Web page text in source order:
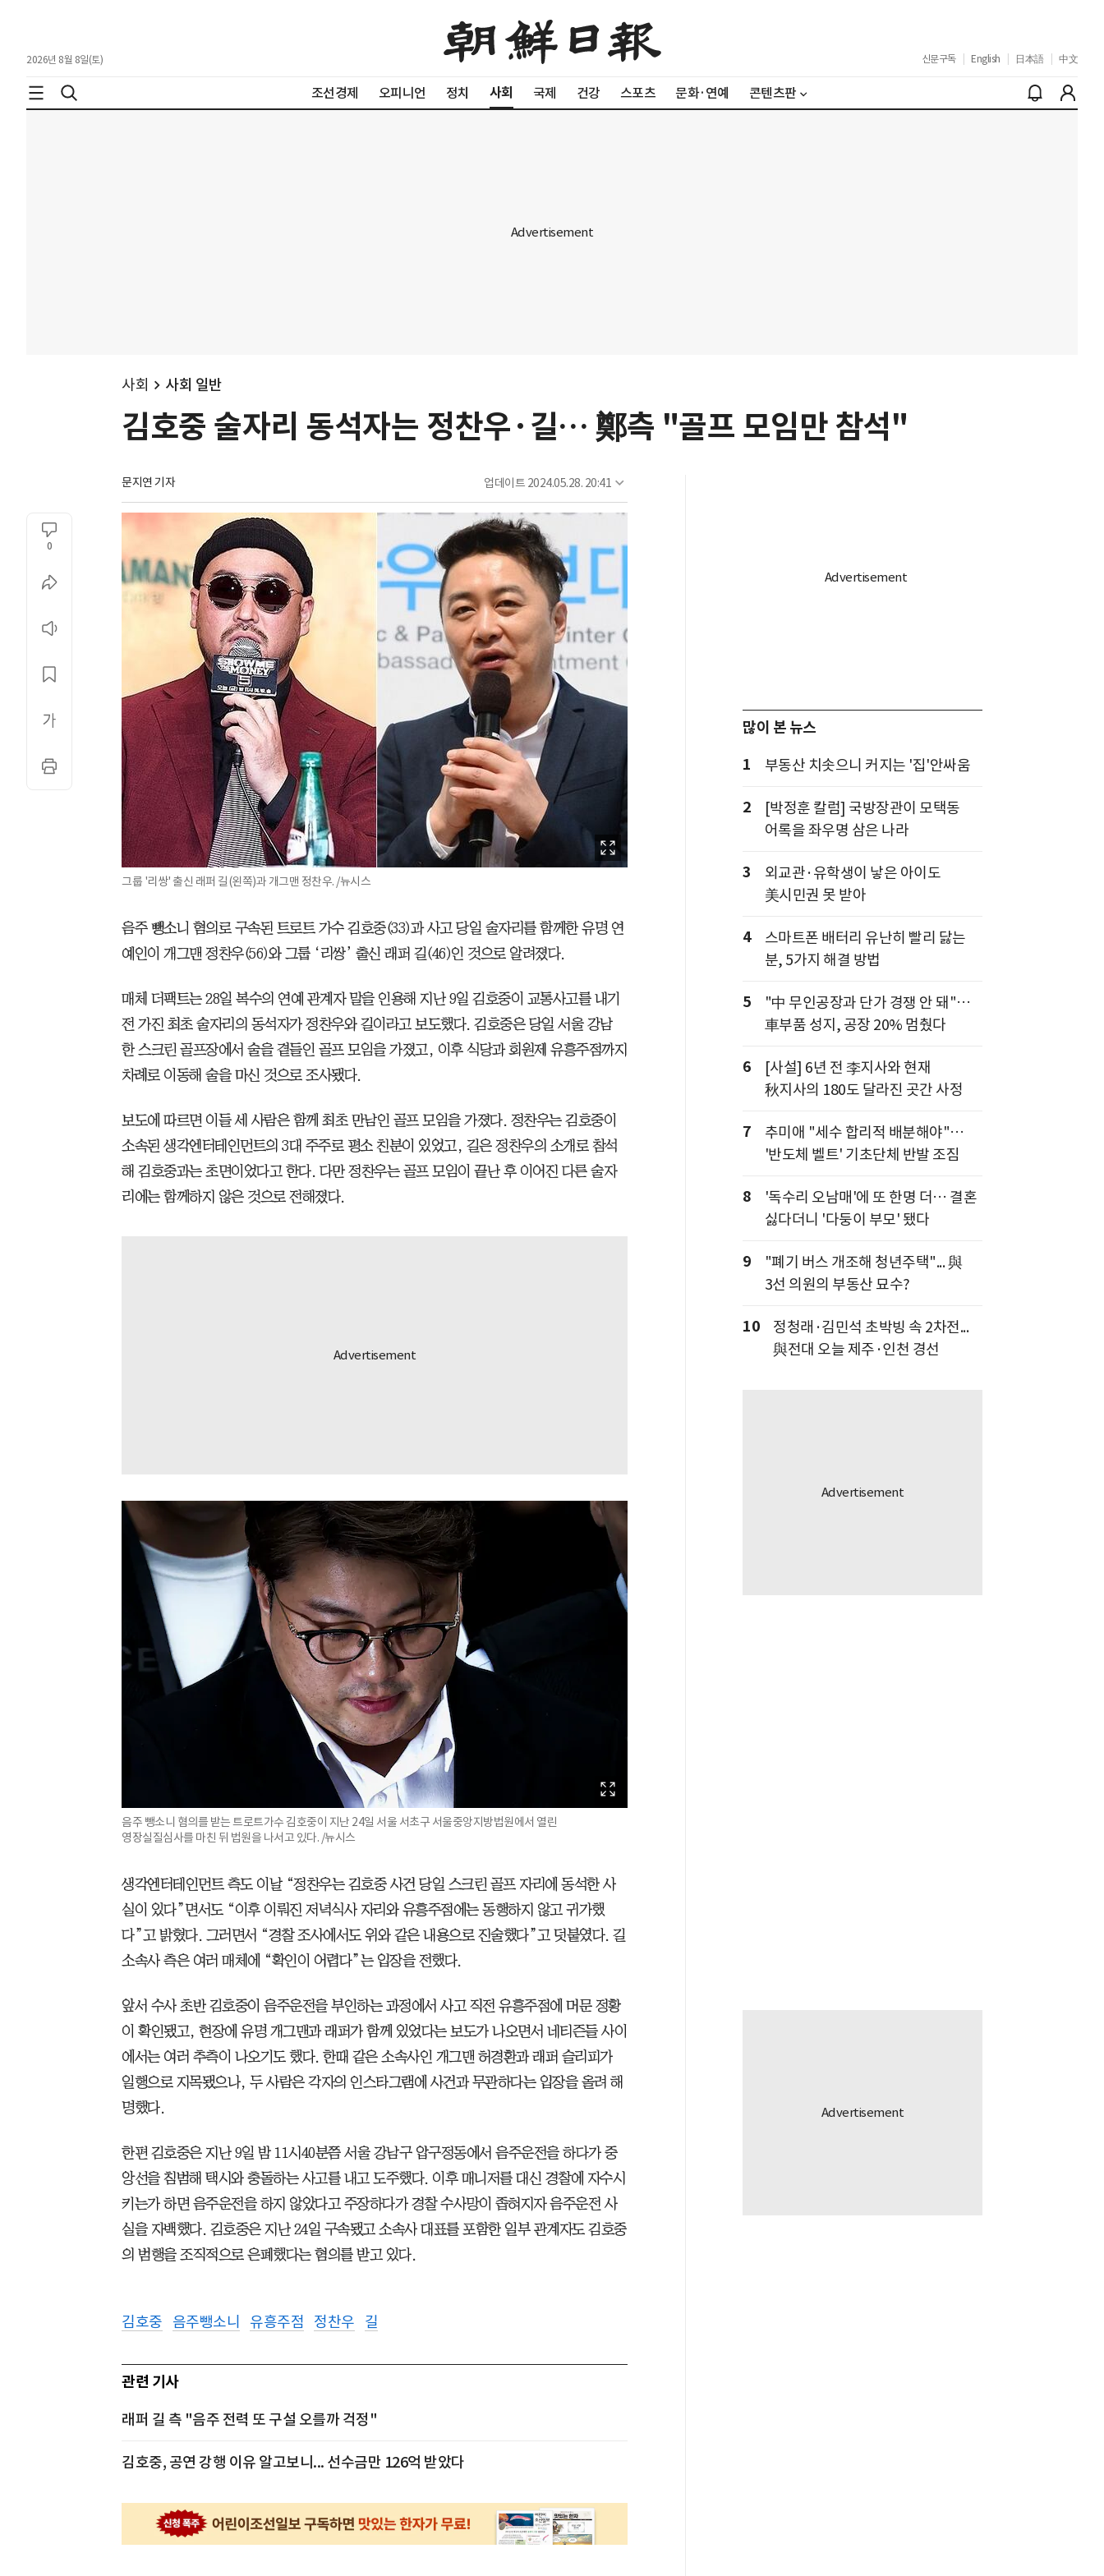
2026년 8월 8일(토) 신문구독 English 日本語 中文
조선경제 오피니언 정치 사회 국제 건강 스포츠 문화·연예 콘텐츠판
사회 사회 일반
김호중 술자리 동석자는 정찬우·길… 鄭측 "골프 모임만 참석"
문지연 기자 업데이트 2024.05.28. 20:41
0
그룹 '리쌍' 출신 래퍼 길(왼쪽)과 개그맨 정찬우. /뉴시스
음주 뺑소니 혐의로 구속된 트로트 가수 김호중(33)과 사고 당일 술자리를 함께한 유명 연
예인이 개그맨 정찬우(56)와 그룹 ‘리쌍’ 출신 래퍼 길(46)인 것으로 알려졌다.
매체 더팩트는 28일 복수의 연예 관계자 말을 인용해 지난 9일 김호중이 교통사고를 내기
전 가진 최초 술자리의 동석자가 정찬우와 길이라고 보도했다. 김호중은 당일 서울 강남
한 스크린 골프장에서 술을 곁들인 골프 모임을 가졌고, 이후 식당과 회원제 유흥주점까지
차례로 이동해 술을 마신 것으로 조사됐다.
보도에 따르면 이들 세 사람은 함께 최초 만남인 골프 모임을 가졌다. 정찬우는 김호중이
소속된 생각엔터테인먼트의 3대 주주로 평소 친분이 있었고, 길은 정찬우의 소개로 참석
해 김호중과는 초면이었다고 한다. 다만 정찬우는 골프 모임이 끝난 후 이어진 다른 술자
리에는 함께하지 않은 것으로 전해졌다.
음주 뺑소니 혐의를 받는 트로트가수 김호중이 지난 24일 서울 서초구 서울중앙지방법원에서 열린
영장실질심사를 마친 뒤 법원을 나서고 있다. /뉴시스
생각엔터테인먼트 측도 이날 “정찬우는 김호중 사건 당일 스크린 골프 자리에 동석한 사
실이 있다”면서도 “이후 이뤄진 저녁식사 자리와 유흥주점에는 동행하지 않고 귀가했
다”고 밝혔다. 그러면서 “경찰 조사에서도 위와 같은 내용으로 진술했다”고 덧붙였다. 길
소속사 측은 여러 매체에 “확인이 어렵다”는 입장을 전했다.
앞서 수사 초반 김호중이 음주운전을 부인하는 과정에서 사고 직전 유흥주점에 머문 정황
이 확인됐고, 현장에 유명 개그맨과 래퍼가 함께 있었다는 보도가 나오면서 네티즌들 사이
에서는 여러 추측이 나오기도 했다. 한때 같은 소속사인 개그맨 허경환과 래퍼 슬리피가
일행으로 지목됐으나, 두 사람은 각자의 인스타그램에 사건과 무관하다는 입장을 올려 해
명했다.
한편 김호중은 지난 9일 밤 11시40분쯤 서울 강남구 압구정동에서 음주운전을 하다가 중
앙선을 침범해 택시와 충돌하는 사고를 내고 도주했다. 이후 매니저를 대신 경찰에 자수시
키는가 하면 음주운전을 하지 않았다고 주장하다가 경찰 수사망이 좁혀지자 음주운전 사
실을 자백했다. 김호중은 지난 24일 구속됐고 소속사 대표를 포함한 일부 관계자도 김호중
의 범행을 조직적으로 은폐했다는 혐의를 받고 있다.
김호중 음주뺑소니 유흥주점 정찬우 길
관련 기사
래퍼 길 측 "음주 전력 또 구설 오를까 걱정"
김호중, 공연 강행 이유 알고보니... 선수금만 126억 받았다
많이 본 뉴스
1
부동산 치솟으니 커지는 '집'안싸움
2
[박정훈 칼럼] 국방장관이 모택동
어록을 좌우명 삼은 나라
3
외교관·유학생이 낳은 아이도
美시민권 못 받아
4
스마트폰 배터리 유난히 빨리 닳는
분, 5가지 해결 방법
5
"中 무인공장과 단가 경쟁 안 돼"…
車부품 성지, 공장 20% 멈췄다
6
[사설] 6년 전 李지사와 현재
秋지사의 180도 달라진 곳간 사정
7
추미애 "세수 합리적 배분해야"…
'반도체 벨트' 기초단체 반발 조짐
8
'독수리 오남매'에 또 한명 더… 결혼
싫다더니 '다둥이 부모' 됐다
9
"폐기 버스 개조해 청년주택"... 與
3선 의원의 부동산 묘수?
10
정청래·김민석 초박빙 속 2차전...
與전대 오늘 제주·인천 경선